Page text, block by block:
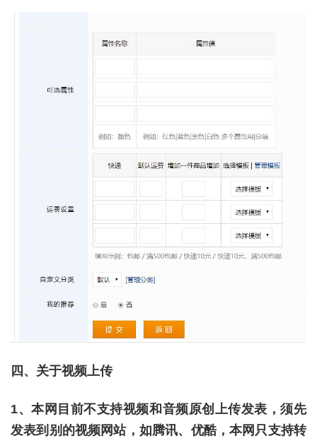
四、关于视频上传
1、本网目前不支持视频和音频原创上传发表，须先
发表到别的视频网站，如腾讯、优酷，本网只支持转